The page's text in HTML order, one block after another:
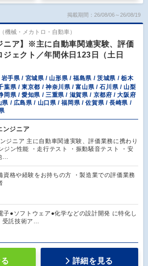
掲載期間：26/08/06～26/08/19
機械・メカトロ・自動車）
ニア】※主に自動車関連実験、評価
ジェクト／年間休日123日（土日
岩手県 / 宮城県 / 山形県 / 福島県 / 茨城県 / 栃木
葉県 / 東京都 / 神奈川県 / 富山県 / 石川県 / 山梨
岡県 / 愛知県 / 三重県 / 滋賀県 / 京都府 / 大阪府
/ 広島県 / 山口県 / 福岡県 / 佐賀県 / 長崎県 /
ンジニア
ジニア 主に自動車関連実験、評価業務に携わり
ジン性能 ・走行テスト ・振動騒音テスト ・安
…
資格や経験をお持ちの方 ・製造業での評価業務
子●ソフトウェア●化学などの設計開発 に特化し
受託技術ア…
詳細を見る